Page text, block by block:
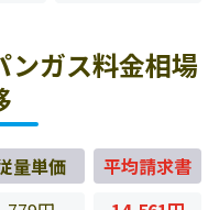
ンガス料金相場
量単価
平均請求書